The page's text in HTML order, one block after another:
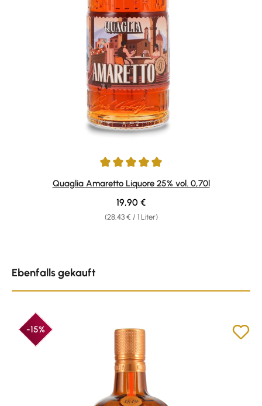
Durchschnittliche Bewertung von 5 von 5 Sternen
Quaglia Amaretto Liquore 25% vol. 0,70l
(28,43 € / 1 Liter)
Regulärer Preis:
19,90 €
Ebenfalls gekauft
-15%